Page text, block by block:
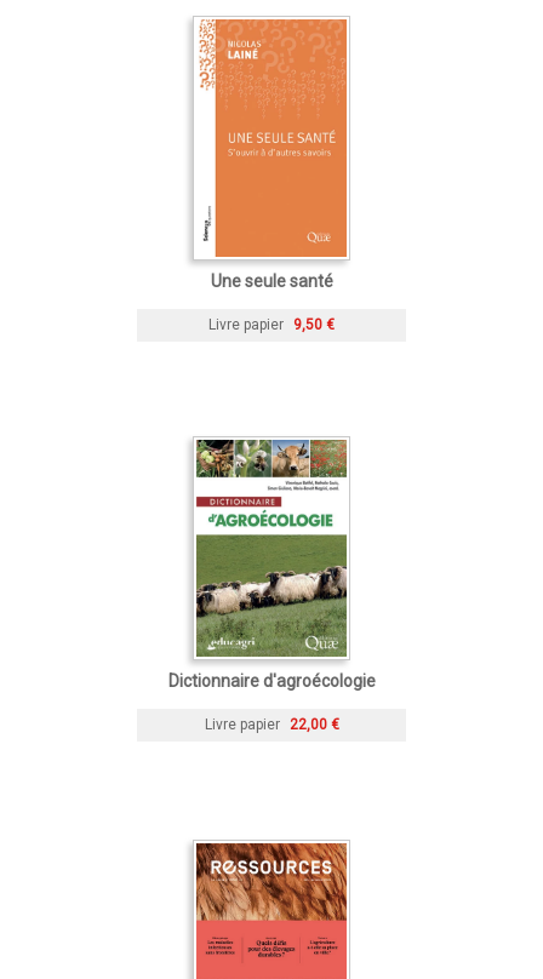
Une seule santé
Livre papier 9,50 €
Dictionnaire d'agroécologie
Livre papier 22,00 €